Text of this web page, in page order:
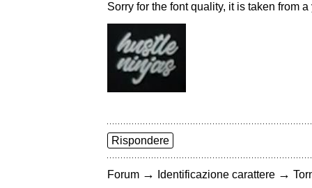
Sorry for the font quality, it is taken from
Rispondere
Forum → Identificazione carattere →